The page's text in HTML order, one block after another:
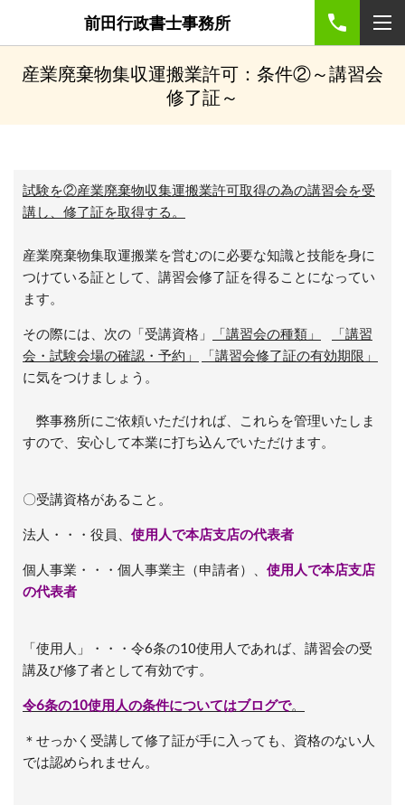
前田行政書士事務所
産業廃棄物集収運搬業許可：条件②～講習会
修了証 ～
試験を②産業廃棄物収集運搬業許可取得の為の講習会を受
講し、修了証を取得する。
産業廃棄物集取運搬業を営むのに必要な知識と技能を身に
つけている証として、講習会修了証を得ることになってい
ます。
その際には、次の「受講資格」 「講習会の種類」
「講習
会・試験会場の確認・予約」
「講習会修了証の有効期限」
に気をつけましょう。
弊事務所にご依頼いただければ、これらを管理いたしま
すので、安心して本業に打ち込んでいただけます。
〇受講資格があること。
法人・・・役員、 使用人で本店支店の代表者
個人事業・・・個人事業主（申請者）、 使用人で本店支店
の代表者
「使用人」・・・令6条の10使用人であれば、講習会の受
講及び修了者として有効です。
令6条の10使用人の条件についてはブログで。
＊せっかく受講して修了証が手に入っても、資格のない人
では認められません。